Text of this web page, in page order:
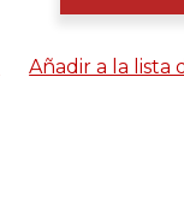
Añadir a la lista